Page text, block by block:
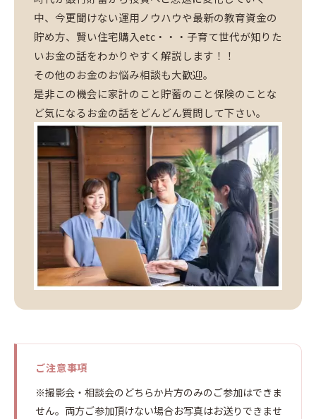
中、今更聞けない運用ノウハウや最新の教育資金の
貯め方、賢い住宅購入etc・・・子育て世代が知りた
いお金の話をわかりやすく解説します！！
その他のお金のお悩み相談も大歓迎。
是非この機会に家計のこと貯蓄のこと保険のことな
ど気になるお金の話をどんどん質問して下さい。
ご注意事項
※撮影会・相談会のどちらか片方のみのご参加はできま
せん。両方ご参加頂けない場合お写真はお送りできませ